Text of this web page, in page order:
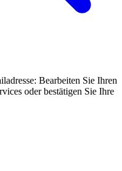
Bearbeiten Sie Ihren
oder bestätigen Sie Ihre